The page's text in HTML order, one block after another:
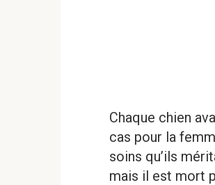
Chaque chien
cas pour la
soins qu’ils
mais il est mort